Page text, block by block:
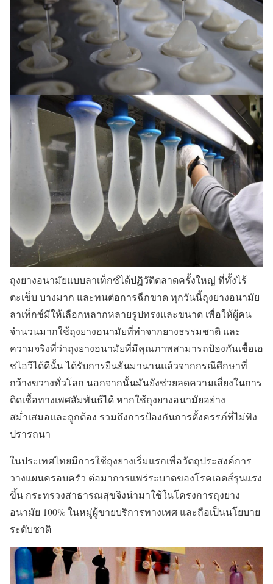
ถุงยางอนามัยแบบลาเท็กซ์ได้ปฏิวัติตลาดครั้งใหญ่ ที่ทั้งไร้
ตะเข็บ บางมาก และทนต่อการฉีกขาด ทุกวันนี้ถุงยางอนามัย
ลาเท็กซ์มีให้เลือกหลากหลายรูปทรงและขนาด เพื่อให้ผู้คน
จำนวนมากใช้ถุงยางอนามัยที่ทำจากยางธรรมชาติ และ
ความจริงที่ว่าถุงยางอนามัยที่มีคุณภาพสามารถป้องกันเชื้อเอ
ชไอวีได้ดีนั้น ได้รับการยืนยันมานานแล้วจากกรณีศึกษาที่
กว้างขวางทั่วโลก นอกจากนั้นมันยังช่วยลดความเสี่ยงในการ
ติดเชื้อทางเพศสัมพันธ์ได้ หากใช้ถุงยางอนามัยอย่าง
สม่ำเสมอและถูกต้อง รวมถึงการป้องกันการตั้งครรภ์ที่ไม่พึง
ปรารถนา
ในประเทศไทยมีการใช้ถุงยางเริ่มแรกเพื่อวัตถุประสงค์การ
วางแผนครอบครัว ต่อมาการแพร่ระบาดของโรคเอดส์รุนแรง
ขึ้น กระทรวงสาธารณสุขจึงนำมาใช้ในโครงการถุงยาง
อนามัย 100% ในหมู่ผู้ขายบริการทางเพศ และถือเป็นนโยบาย
ระดับชาติ